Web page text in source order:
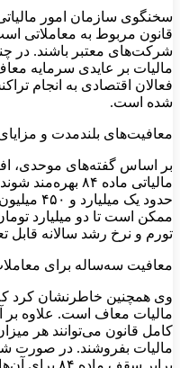
سخنگوی سازمان امور
قانون مربوط به معاملاتی
شرکت‌های معتبر باشند. در
مالیات بر عایدی سرمایه
فعالان اقتصادی به انجام
شده است.
معافیت‌های بلندمدت و مزایای
بر اساس گفته‌های موحدی،
مالیاتی ماده
حدود یک
ممکن است تا دو میلیارد
تورم و نرخ رشد سالانه قابل
معافیت سه‌ساله برای
وی همچنین خاطرنشان کرد
مالیات معاف است. علاوه بر
کامل قانون می‌توانند هر
مالیات بفروشند. در صورت